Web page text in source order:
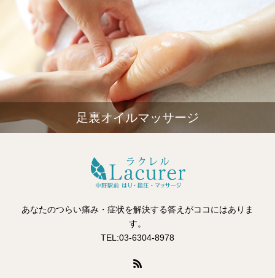
足裏オイルマッサージ
あなたのつらい痛み・症状を解決する答えがココにはありま
す。
TEL:03-6304-8978